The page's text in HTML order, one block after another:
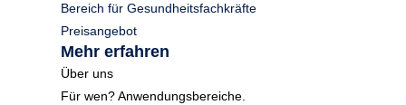
Bereich für Gesundheitsfachkräfte
Preisangebot
Mehr erfahren
Über uns
Für wen? Anwendungsbereiche.